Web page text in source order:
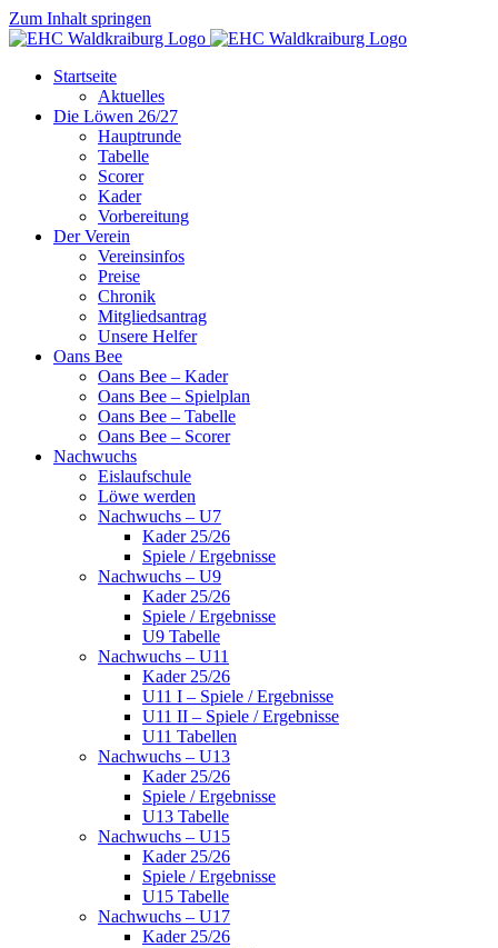
Zum Inhalt springen
Startseite
Aktuelles
Die Löwen 26/27
Hauptrunde
Tabelle
Scorer
Kader
Vorbereitung
Der Verein
Vereinsinfos
Preise
Chronik
Mitgliedsantrag
Unsere Helfer
Oans Bee
Oans Bee – Kader
Oans Bee – Spielplan
Oans Bee – Tabelle
Oans Bee – Scorer
Nachwuchs
Eislaufschule
Löwe werden
Nachwuchs – U7
Kader 25/26
Spiele / Ergebnisse
Nachwuchs – U9
Kader 25/26
Spiele / Ergebnisse
U9 Tabelle
Nachwuchs – U11
Kader 25/26
U11 I – Spiele / Ergebnisse
U11 II – Spiele / Ergebnisse
U11 Tabellen
Nachwuchs – U13
Kader 25/26
Spiele / Ergebnisse
U13 Tabelle
Nachwuchs – U15
Kader 25/26
Spiele / Ergebnisse
U15 Tabelle
Nachwuchs – U17
Kader 25/26